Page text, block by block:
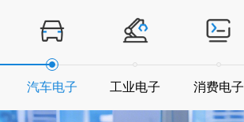
汽车电子 工业电子 消费电子